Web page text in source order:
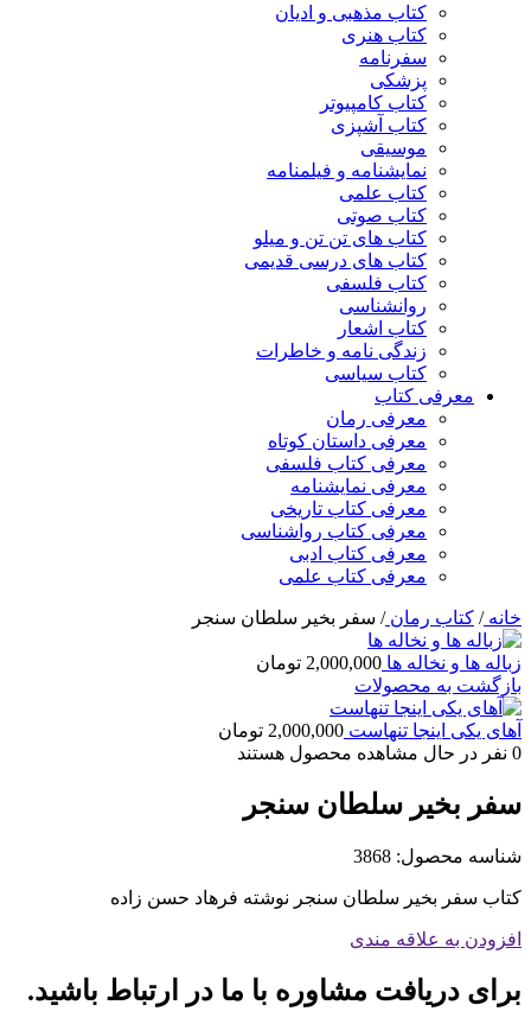
کتاب مذهبی و ادیان
کتاب هنری
سفرنامه
پزشکی
کتاب کامپیوتر
کتاب آشپزی
موسیقی
نمایشنامه و فیلمنامه
کتاب علمی
کتاب صوتی
کتاب های تن تن و میلو
کتاب های درسی قدیمی
کتاب فلسفی
روانشناسی
کتاب اشعار
زندگی نامه و خاطرات
کتاب سیاسی
معرفی کتاب
معرفی رمان
معرفی داستان کوتاه
معرفی کتاب فلسفی
معرفی نمایشنامه
معرفی کتاب تاریخی
معرفی کتاب رواشناسی
معرفی کتاب ادبی
معرفی کتاب علمی
خانه/ کتاب رمان/ سفر بخیر سلطان سنجر
زباله ها و نخاله ها 2,000,000 تومان
بازگشت به محصولات
آهای یکی اینجا تنهاست 2,000,000 تومان
0 نفر در حال مشاهده محصول هستند
سفر بخیر سلطان سنجر
شناسه محصول: 3868
کتاب سفر بخیر سلطان سنجر نوشته فرهاد حسن زاده
افزودن به علاقه مندی
برای دریافت مشاوره با ما در ارتباط باشید.